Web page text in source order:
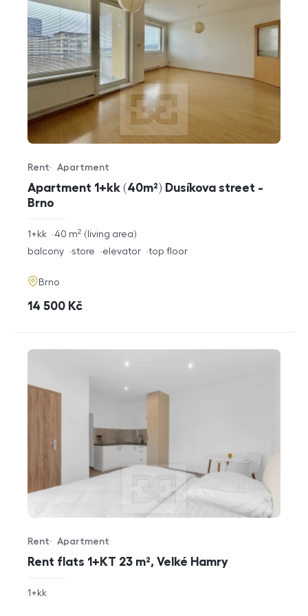
Apartment 1+kk (40m²) Dusíkova street -
Brno
Offer type
Rent
Property type
Apartment
rozměry
1+kk living area
40 m2
funkce
balcony store elevator top floor
adresa
Brno
cena
14 500 Kč
Rent flats 1+KT 23 m², Velké Hamry
Offer type
Rent
Property type
Apartment
rozměry
1+kk